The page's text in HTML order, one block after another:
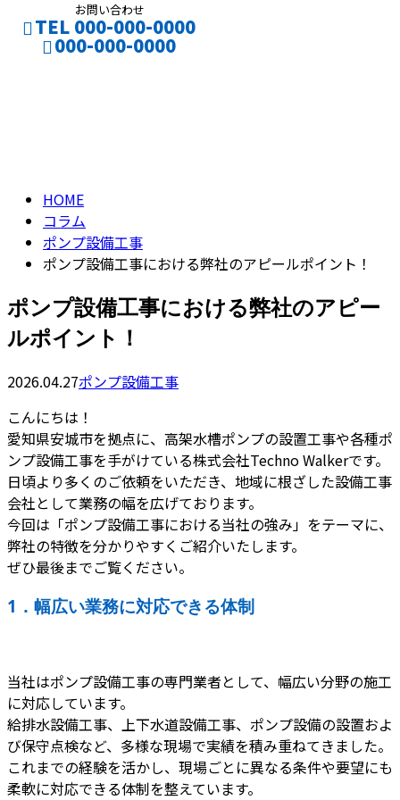
お問い合わせ
TEL 000-000-0000
000-000-0000
HOME
コラム
ポンプ設備工事
ポンプ設備工事における弊社のアピールポイント！
ポンプ設備工事における弊社のアピー
ルポイント！
2026.04.27ポンプ設備工事
こんにちは！
愛知県安城市を拠点に、高架水槽ポンプの設置工事や各種ポ
ンプ設備工事を手がけている株式会社Techno Walkerです。
日頃より多くのご依頼をいただき、地域に根ざした設備工事
会社として業務の幅を広げております。
今回は「ポンプ設備工事における当社の強み」をテーマに、
弊社の特徴を分かりやすくご紹介いたします。
ぜひ最後までご覧ください。
1．幅広い業務に対応できる体制
当社はポンプ設備工事の専門業者として、幅広い分野の施工
に対応しています。
給排水設備工事、上下水道設備工事、ポンプ設備の設置およ
び保守点検など、多様な現場で実績を積み重ねてきました。
これまでの経験を活かし、現場ごとに異なる条件や要望にも
柔軟に対応できる体制を整えています。